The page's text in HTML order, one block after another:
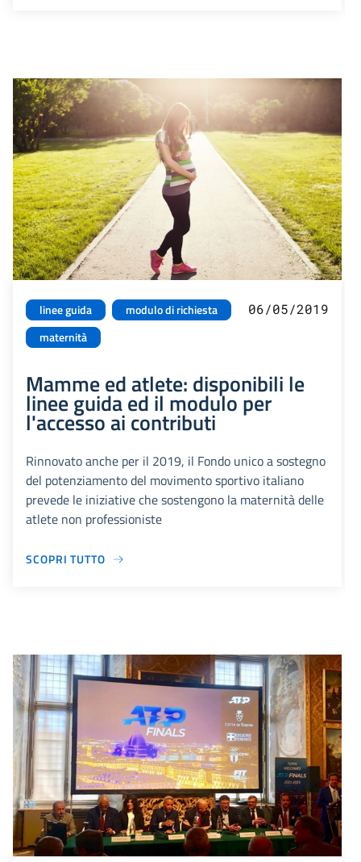
linee guida
modulo di richiesta
maternità
06/05/2019
Mamme ed atlete: disponibili le
linee guida ed il modulo per
l'accesso ai contributi
Rinnovato anche per il 2019, il Fondo unico a sostegno
del potenziamento del movimento sportivo italiano
prevede le iniziative che sostengono la maternità delle
atlete non professioniste
SCOPRI TUTTO